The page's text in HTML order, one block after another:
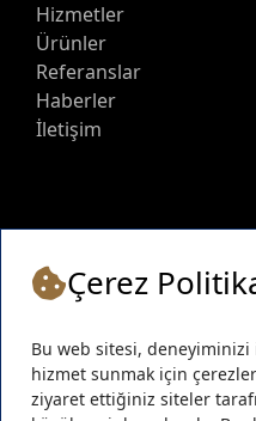
Hizmetler
Ürünler
Referanslar
Haberler
İletişim
Çerez
Bu web sitesi,
hizmet sunmak için
ziyaret ettiğiniz siteler